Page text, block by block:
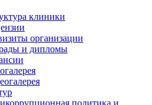
клиники
организации
и дипломы
политика и